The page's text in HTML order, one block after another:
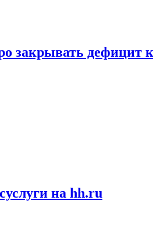
закрывать дефицит
на hh.ru